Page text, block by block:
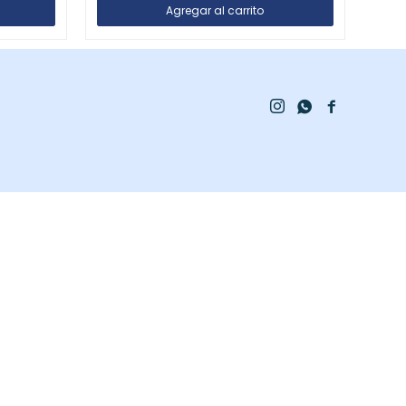

 